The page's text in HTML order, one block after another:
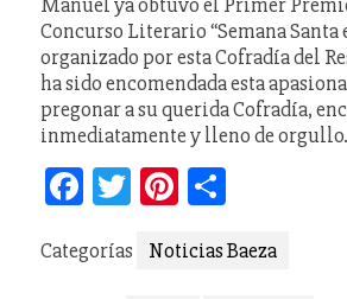
Concurso Literario “Semana Santa
organizado por esta Cofradía del
ha sido encomendada esta
pregonar a su querida Cofradía,
inmediatamente y lleno de orgullo.
Facebook
TwitterPinterest
Categorías Noticias Baeza